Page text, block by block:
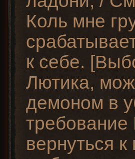
Коль мне
к себе.
Лютика,
демоном в
вернуться